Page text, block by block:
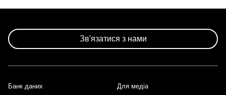
Зв'язатися з нами
Footer
Банк даних Для медіа